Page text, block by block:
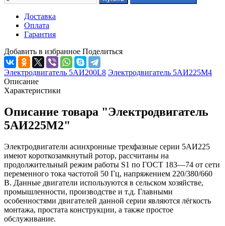
Доставка
Оплата
Гарантия
Добавить в избранное Поделиться
Электродвигатель 5АИ200L8 Электродвигатель 5АИ225М4
Описание
Характеристики
Описание товара "Электродвигатель
5АИ225М2"
Электродвигатели асинхронные трехфазные серии 5АИ225
имеют короткозамкнутый ротор, рассчитаны на
продолжительный режим работы S1 по ГОСТ 183—74 от сети
переменного тока частотой 50 Гц, напряжением 220/380/660
В. Данные двигатели используются в сельском хозяйстве,
промышленности, производстве и т.д. Главными
особенностями двигателей данной серии являются лёгкость
монтажа, простата конструкции, а также простое
обслуживание.